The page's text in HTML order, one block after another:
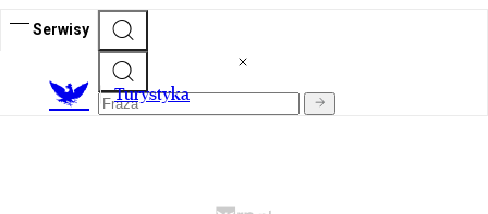
Serwisy
Turystyka